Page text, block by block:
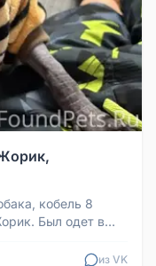
кобель 8
Был одет в
из VK